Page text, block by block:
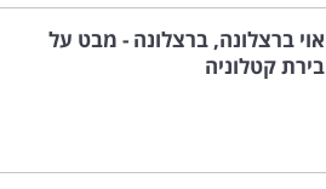
אוי ברצלונה, ברצלונה - מבט על
בירת קטלוניה